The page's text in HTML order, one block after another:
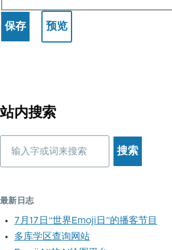
站内搜索
最新日志
7月17日“世界Emoji日”的播客节目
多库学区查询网站